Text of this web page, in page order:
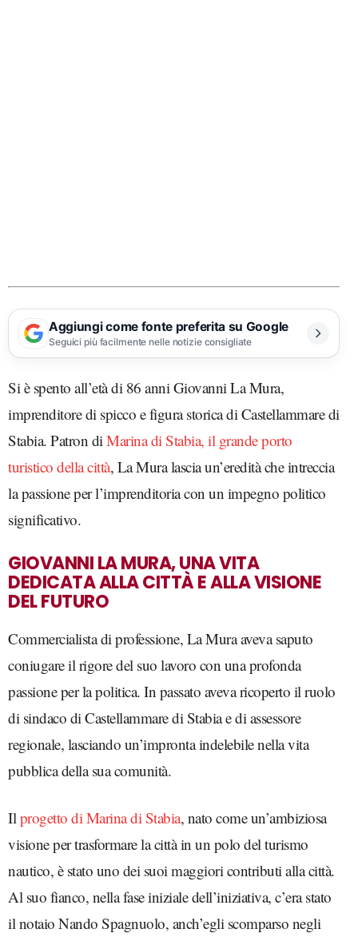
Aggiungi come fonte preferita su Google
Seguici più facilmente nelle notizie consigliate
Si è spento all’età di 86 anni Giovanni La Mura,
imprenditore di spicco e figura storica di Castellammare di
Stabia. Patron diMarina di Stabia, il grande porto
turistico della città, La Mura lascia un’eredità che intreccia
la passione per l’imprenditoria con un impegno politico
significativo.
GIOVANNI LA MURA, UNA VITA
DEDICATA ALLA CITTÀ E ALLA VISIONE
DEL FUTURO
Commercialista di professione, La Mura aveva saputo
coniugare il rigore del suo lavoro con una profonda
passione per la politica. In passato aveva ricoperto il ruolo
di sindaco di Castellammare di Stabia e di assessore
regionale, lasciando un’impronta indelebile nella vita
pubblica della sua comunità.
Ilprogetto di Marina di Stabia, nato come un’ambiziosa
visione per trasformare la città in un polo del turismo
nautico, è stato uno dei suoi maggiori contributi alla città.
Al suo fianco, nella fase iniziale dell’iniziativa, c’era stato
il notaio Nando Spagnuolo, anch’egli scomparso negli